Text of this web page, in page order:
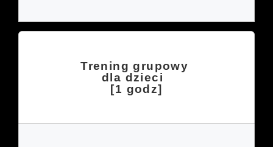
Trening grupowy
dla dzieci
[1 godz]